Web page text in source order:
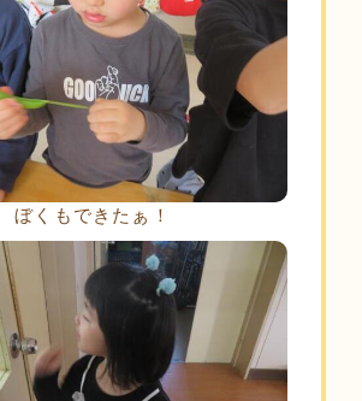
ぼくもできたぁ！